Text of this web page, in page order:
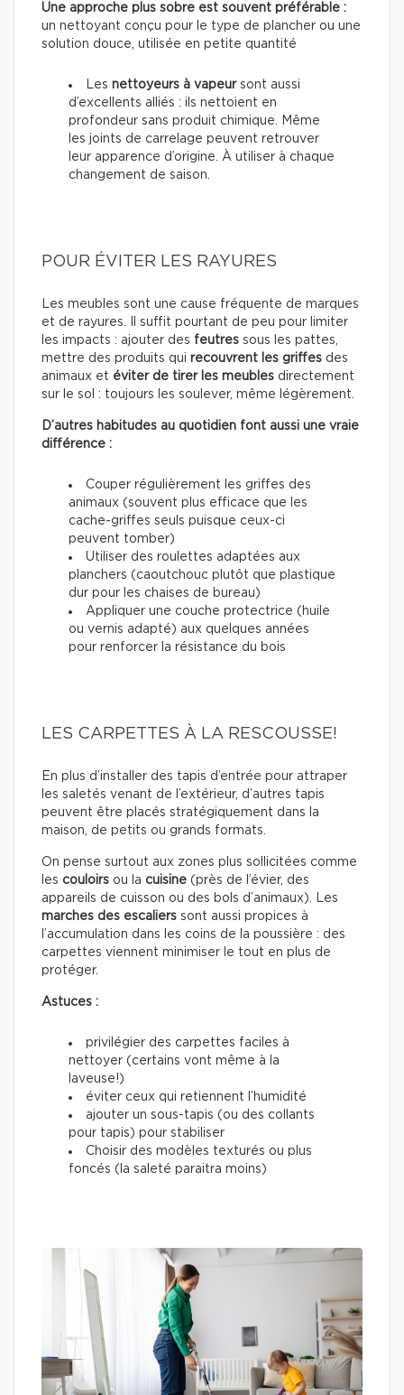
Une approche plus sobre est souvent préférable :
un nettoyant conçu pour le type de plancher ou une
solution douce, utilisée en petite quantité
Les nettoyeurs à vapeursont aussi
d’excellents alliés : ils nettoient en
profondeur sans produit chimique. Même
les joints de carrelage peuvent retrouver
leur apparence d’origine. À utiliser à chaque
changement de saison.
POUR ÉVITER LES RAYURES
Les meubles sont une cause fréquente de marques
et de rayures. Il suffit pourtant de peu pour limiter
les impacts : ajouter des feutres sous les pattes,
mettre des produits qui recouvrent les griffes des
animaux et éviter de tirer les meubles directement
sur le sol : toujours les soulever, même légèrement.
D’autres habitudes au quotidien font aussi une vraie
différence :
Couper régulièrement les griffes des
animaux (souvent plus efficace que les
cache-griffes seuls puisque ceux-ci
peuvent tomber)
Utiliser des roulettes adaptées aux
planchers (caoutchouc plutôt que plastique
dur pour les chaises de bureau)
Appliquer une couche protectrice (huile
ou vernis adapté) aux quelques années
pour renforcer la résistance du bois
LES CARPETTES À LA RESCOUSSE!
En plus d’installer des tapis d’entrée pour attraper
les saletés venant de l’extérieur, d’autres tapis
peuvent être placés stratégiquement dans la
maison, de petits ou grands formats.
On pense surtout aux zones plus sollicitées comme
les couloirs ou la cuisine (près de l’évier, des
appareils de cuisson ou des bols d’animaux). Les
marches des escaliers sont aussi propices à
l’accumulation dans les coins de la poussière : des
carpettes viennent minimiser le tout en plus de
protéger.
Astuces :
privilégier des carpettes faciles à
nettoyer (certains vont même à la
laveuse!)
éviter ceux qui retiennent l’humidité
ajouter un sous-tapis (ou des collants
pour tapis) pour stabiliser
Choisir des modèles texturés ou plus
foncés (la saleté paraitra moins)